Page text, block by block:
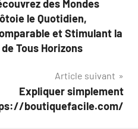
des Mondes
le Quotidien,
et Stimulant la
Tous Horizons
Article suivant
Expliquer simplement
boutiquefacile.com/